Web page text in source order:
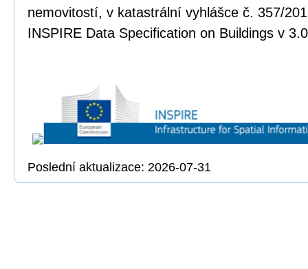
nemovitostí, v katastrální vyhlášce č. 357/
INSPIRE Data Specification on Buildings v
Poslední aktualizace: 2026-07-31